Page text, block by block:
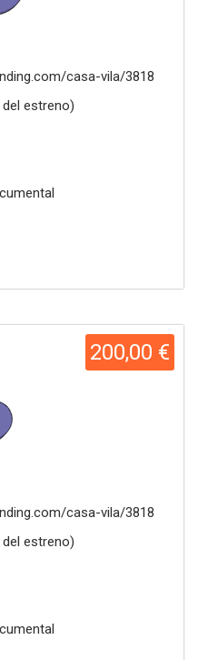
casa-vila/3818
estreno)
200,00 €
casa-vila/3818
estreno)